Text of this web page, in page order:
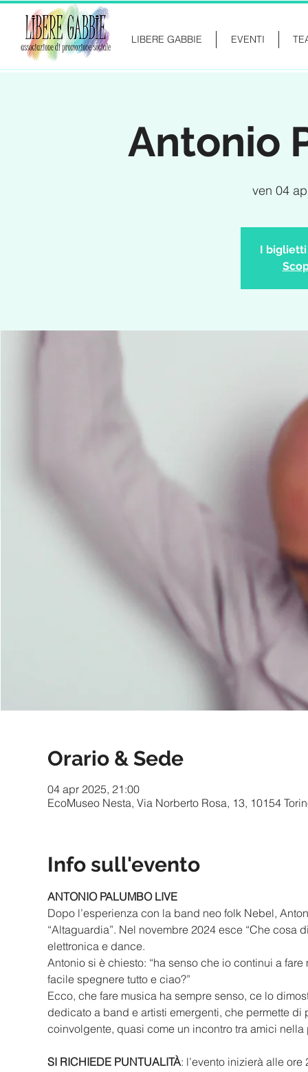
LIBERE GABBIE EVENTI
Antonio
ven 04
I
Orario & Sede
04 apr 2025, 21:00
EcoMuseo Nesta, Via Norberto Rosa, 13, 10154
Info sull'evento
ANTONIO PALUMBO LIVE
Dopo l’esperienza con la band neo folk Nebel,
“Altaguardia”. Nel novembre 2024 esce “Che
elettronica e dance.
Antonio si è chiesto: “ha senso che io continui a
facile spegnere tutto e ciao?”
Ecco, che fare musica ha sempre senso, ce lo
dedicato a band e artisti emergenti, che permette
coinvolgente, quasi come un incontro tra amici nella
SI RICHIEDE PUNTUALITÀ: l’evento inizierà alle ore